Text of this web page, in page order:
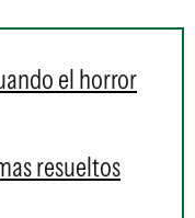
el horror
resueltos